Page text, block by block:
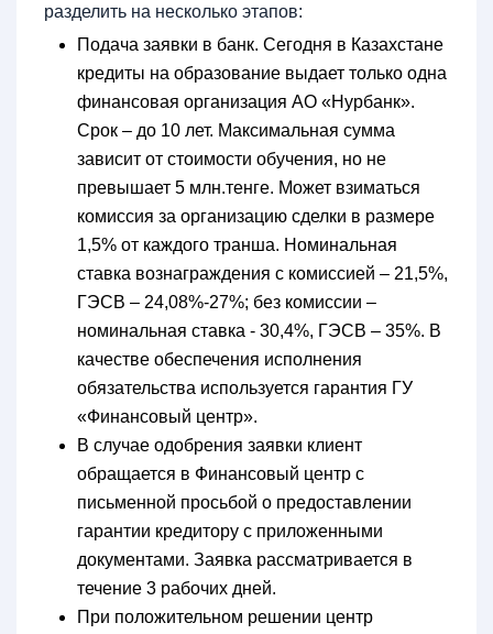
разделить на несколько этапов:
Подача заявки в банк. Сегодня в Казахстане
кредиты на образование выдает только одна
финансовая организация АО «Нурбанк».
Срок – до 10 лет. Максимальная сумма
зависит от стоимости обучения, но не
превышает 5 млн.тенге. Может взиматься
комиссия за организацию сделки в размере
1,5% от каждого транша. Номинальная
ставка вознаграждения с комиссией – 21,5%,
ГЭСВ – 24,08%-27%; без комиссии –
номинальная ставка - 30,4%, ГЭСВ – 35%. В
качестве обеспечения исполнения
обязательства используется гарантия ГУ
«Финансовый центр».
В случае одобрения заявки клиент
обращается в Финансовый центр с
письменной просьбой о предоставлении
гарантии кредитору с приложенными
документами. Заявка рассматривается в
течение 3 рабочих дней.
При положительном решении центр